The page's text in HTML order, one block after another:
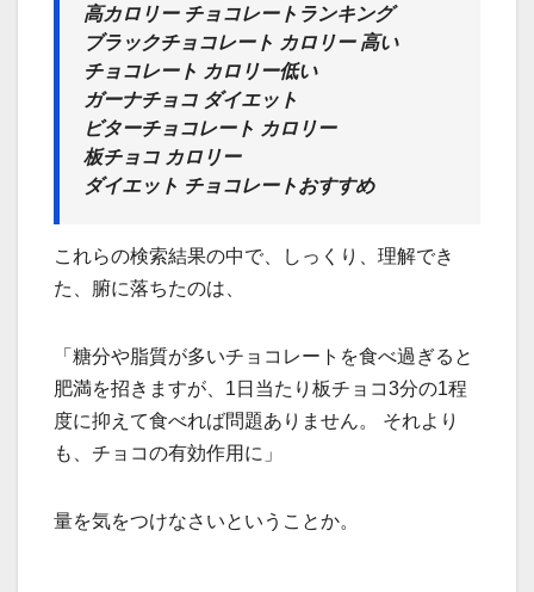
高カロリー チョコレートランキング
ブラックチョコレート カロリー 高い
チョコレート カロリー低い
ガーナチョコ ダイエット
ビターチョコレート カロリー
板チョコ カロリー
ダイエット チョコレートおすすめ
これらの検索結果の中で、しっくり、理解でき
た、腑に落ちたのは、
「糖分や脂質が多いチョコレートを食べ過ぎると
肥満を招きますが、1日当たり板チョコ3分の1程
度に抑えて食べれば問題ありません。 それより
も、チョコの有効作用に」
量を気をつけなさいということか。